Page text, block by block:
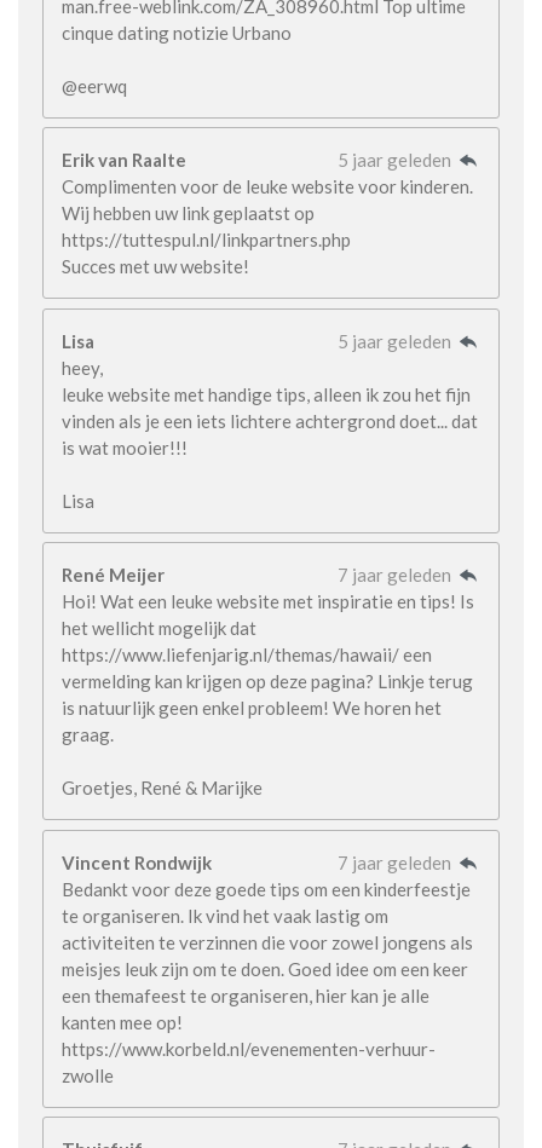
man.free-weblink.com/ZA_308960.html Top ultime
cinque dating notizie Urbano
@eerwq
Erik van Raalte
5 jaar geleden
Complimenten voor de leuke website voor kinderen.
Wij hebben uw link geplaatst op
https://tuttespul.nl/linkpartners.php
Succes met uw website!
Lisa
5 jaar geleden
heey,
leuke website met handige tips, alleen ik zou het fijn
vinden als je een iets lichtere achtergrond doet... dat
is wat mooier!!!
Lisa
René Meijer
7 jaar geleden
Hoi! Wat een leuke website met inspiratie en tips! Is
het wellicht mogelijk dat
https://www.liefenjarig.nl/themas/hawaii/ een
vermelding kan krijgen op deze pagina? Linkje terug
is natuurlijk geen enkel probleem! We horen het
graag.
Groetjes, René & Marijke
Vincent Rondwijk
7 jaar geleden
Bedankt voor deze goede tips om een kinderfeestje
te organiseren. Ik vind het vaak lastig om
activiteiten te verzinnen die voor zowel jongens als
meisjes leuk zijn om te doen. Goed idee om een keer
een themafeest te organiseren, hier kan je alle
kanten mee op!
https://www.korbeld.nl/evenementen-verhuur-
zwolle